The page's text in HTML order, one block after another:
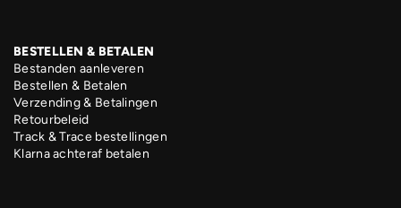
BESTELLEN & BETALEN
Bestanden aanleveren
Bestellen & Betalen
Verzending & Betalingen
Retourbeleid
Track & Trace bestellingen
Klarna achteraf betalen